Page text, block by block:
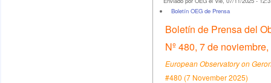
Boletín OEG de Prensa
Boletín de Prensa del
Nº 480, 7 de
European Observatory on
#480 (7 November 2025)